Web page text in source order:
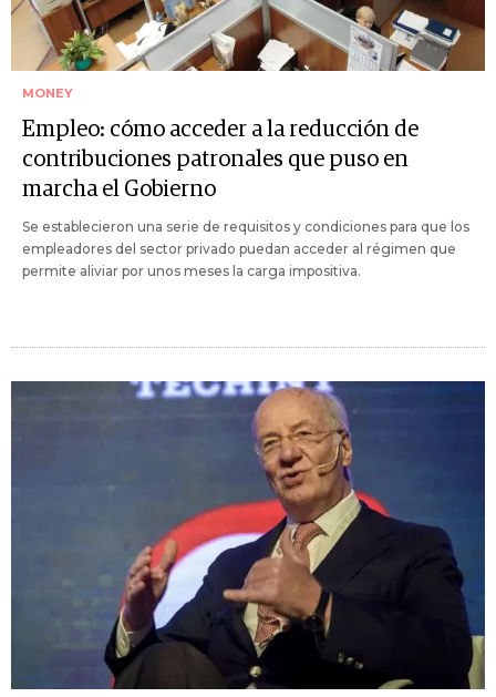
MONEY
Empleo: cómo acceder a la reducción de
contribuciones patronales que puso en
marcha el Gobierno
Se establecieron una serie de requisitos y condiciones para que los
empleadores del sector privado puedan acceder al régimen que
permite aliviar por unos meses la carga impositiva.